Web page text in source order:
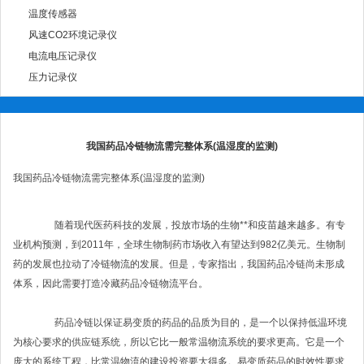
温度传感器
风速CO2环境记录仪
电流电压记录仪
压力记录仪
我国药品冷链物流需完整体系(温湿度的监测)
我国药品冷链物流需完整体系(温湿度的监测)
随着现代医药科技的发展，投放市场的生物**和疫苗越来越多。有专
业机构预测，到2011年，全球生物制药市场收入有望达到982亿美元。生物制
药的发展也拉动了冷链物流的发展。但是，专家指出，我国药品冷链尚未形成
体系，因此需要打造冷藏药品冷链物流平台。
药品冷链以保证易变质的药品的品质为目的，是一个以保持低温环境
为核心要求的供应链系统，所以它比一般常温物流系统的要求更高。它是一个
庞大的系统工程，比常温物流的建设投资要大得多。易变质药品的时效性要求